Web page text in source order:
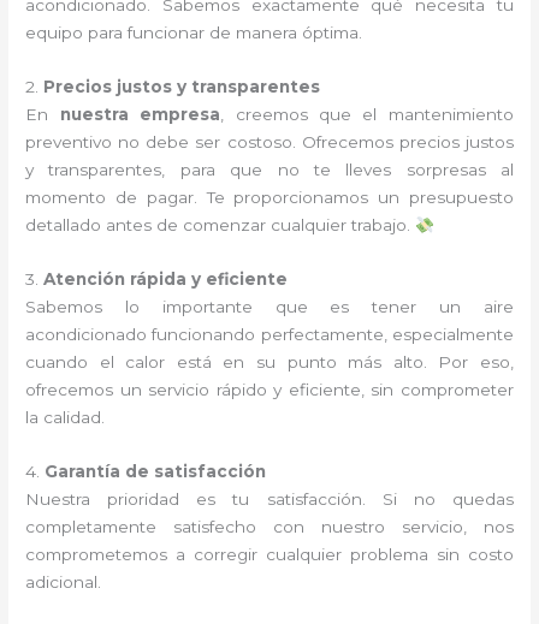
acondicionado. Sabemos exactamente qué necesita tu
equipo para funcionar de manera óptima.
2. Precios justos y transparentes
En nuestra empresa, creemos que el mantenimiento
preventivo no debe ser costoso. Ofrecemos precios justos
y transparentes, para que no te lleves sorpresas al
momento de pagar. Te proporcionamos un presupuesto
detallado antes de comenzar cualquier trabajo.
3.Atención rápida y eficiente
Sabemos lo importante que es tener un aire
acondicionado funcionando perfectamente, especialmente
cuando el calor está en su punto más alto. Por eso,
ofrecemos un servicio rápido y eficiente, sin comprometer
la calidad.
4. Garantía de satisfacción
Nuestra prioridad es tu satisfacción. Si no quedas
completamente satisfecho con nuestro servicio, nos
comprometemos a corregir cualquier problema sin costo
adicional.